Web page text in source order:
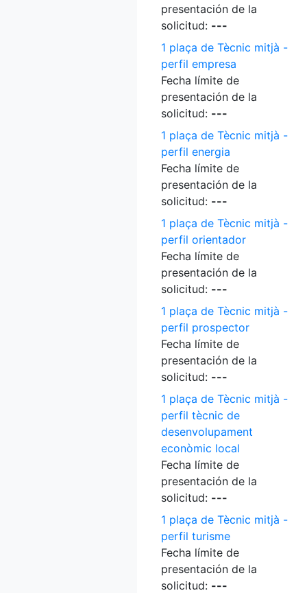
presentación de la
solicitud: ---
1 plaça de Tècnic mitjà -
perfil empresa
Fecha límite de
presentación de la
solicitud: ---
1 plaça de Tècnic mitjà -
perfil energia
Fecha límite de
presentación de la
solicitud: ---
1 plaça de Tècnic mitjà -
perfil orientador
Fecha límite de
presentación de la
solicitud: ---
1 plaça de Tècnic mitjà -
perfil prospector
Fecha límite de
presentación de la
solicitud: ---
1 plaça de Tècnic mitjà -
perfil tècnic de
desenvolupament
econòmic local
Fecha límite de
presentación de la
solicitud: ---
1 plaça de Tècnic mitjà -
perfil turisme
Fecha límite de
presentación de la
solicitud: ---